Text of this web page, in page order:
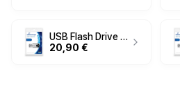
USB Flash Drive STICK 16GB MEDIARANGE MR910 - e zezë dhe hiri
20,90 €